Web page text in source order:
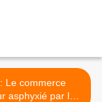
Le commerce
asphyxié par le